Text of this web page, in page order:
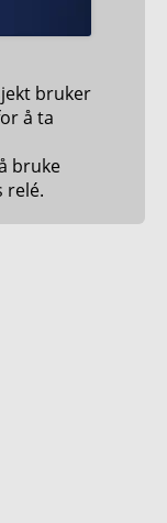
bruker
å ta
bruke
relé.